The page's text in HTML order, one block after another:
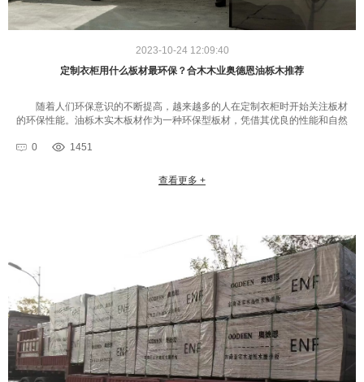
2023-10-24 12:09:40
定制衣柜用什么板材最环保？合木木业奥德恩油栎木推荐
随着人们环保意识的不断提高，越来越多的人在定制衣柜时开始关注板材
的环保性能。油栎木实木板材作为一种环保型板材，凭借其优良的性能和自然
0
1451
查看更多 +